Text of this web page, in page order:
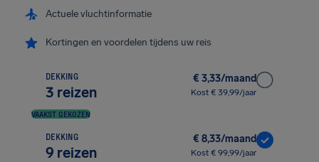
Actuele vluchtinformatie
Kortingen en voordelen tijdens uw reis
DEKKING
3 reizen
€ 3,33/maand
Kost € 39,99/jaar
VAAKST GEKOZEN
DEKKING
9 reizen
€ 8,33/maand
Kost € 99,99/jaar